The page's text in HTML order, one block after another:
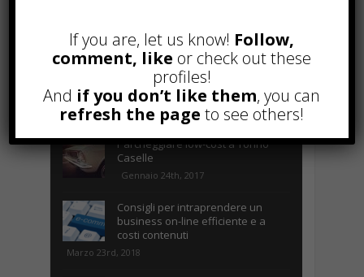
successo
Novembre 22nd, 2016
Comprare visite YouTube: i 5
vantaggi TOP!
Novembre 2nd, 2017
Parcheggiare low-cost a Torino
Caselle
Gennaio 24th, 2017
Consigli per intraprendere un
business on-line efficiente e a
costi contenuti
Marzo 23rd, 2018
If you are, let us know! Follow,
comment, like or check out these
profiles!
And if you don’t like them, you can
refresh the page to see others!